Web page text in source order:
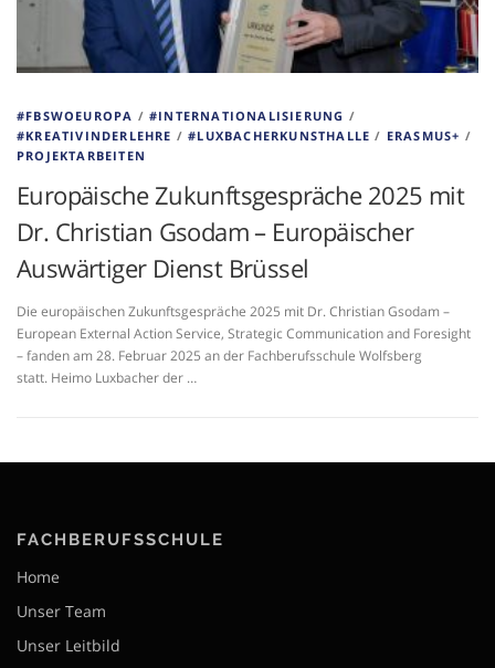
#FBSWOEUROPA /#INTERNATIONALISIERUNG /
#KREATIVINDERLEHRE /#LUXBACHERKUNSTHALLE / ERASMUS+ /
PROJEKTARBEITEN
Europäische Zukunftsgespräche 2025 mit
Dr. Christian Gsodam – Europäischer
Auswärtiger Dienst Brüssel
Die europäischen Zukunftsgespräche 2025 mit Dr. Christian Gsodam –
European External Action Service, Strategic Communication and Foresight
– fanden am 28. Februar 2025 an der Fachberufsschule Wolfsberg
statt. Heimo Luxbacher der …
FACHBERUFSSCHULE
Home
Unser Team
Unser Leitbild